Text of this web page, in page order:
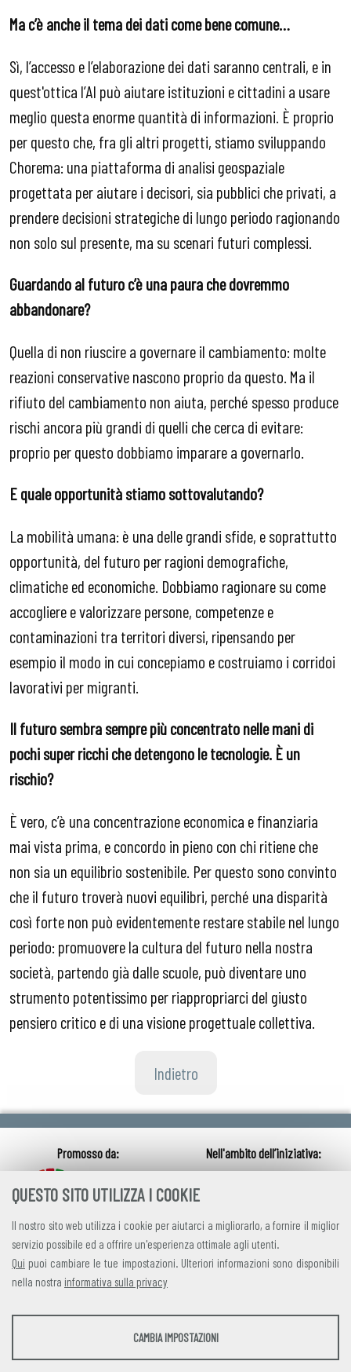
QUESTO SITO UTILIZZA I COOKIE
Il nostro sito web utilizza i cookie per aiutarci a migliorarlo, a fornire il miglior
servizio possibile ed a offrire un'esperienza ottimale agli utenti.
Qui puoi cambiare le tue impostazioni. Ulteriori informazioni sono disponibili
nella nostra informativa sulla privacy
STATISTICHE
CAMBIA IMPOSTAZIONI
Ma c’è anche il tema dei dati come bene comune…
Sì, l’accesso e l’elaborazione dei dati saranno centrali, e in
quest'ottica l’AI può aiutare istituzioni e cittadini a usare
meglio questa enorme quantità di informazioni. È proprio
per questo che, fra gli altri progetti, stiamo sviluppando
Chorema: una piattaforma di analisi geospaziale
progettata per aiutare i decisori, sia pubblici che privati, a
prendere decisioni strategiche di lungo periodo ragionando
non solo sul presente, ma su scenari futuri complessi.
Guardando al futuro c’è una paura che dovremmo
abbandonare?
Quella di non riuscire a governare il cambiamento: molte
reazioni conservative nascono proprio da questo. Ma il
rifiuto del cambiamento non aiuta, perché spesso produce
rischi ancora più grandi di quelli che cerca di evitare:
proprio per questo dobbiamo imparare a governarlo.
E quale opportunità stiamo sottovalutando?
La mobilità umana: è una delle grandi sfide, e soprattutto
opportunità, del futuro per ragioni demografiche,
climatiche ed economiche. Dobbiamo ragionare su come
accogliere e valorizzare persone, competenze e
contaminazioni tra territori diversi, ripensando per
esempio il modo in cui concepiamo e costruiamo i corridoi
lavorativi per migranti.
Il futuro sembra sempre più concentrato nelle mani di
pochi super ricchi che detengono le tecnologie. È un
rischio?
È vero, c’è una concentrazione economica e finanziaria
mai vista prima, e concordo in pieno con chi ritiene che
non sia un equilibrio sostenibile. Per questo sono convinto
che il futuro troverà nuovi equilibri, perché una disparità
così forte non può evidentemente restare stabile nel lungo
periodo: promuovere la cultura del futuro nella nostra
società, partendo già dalle scuole, può diventare uno
strumento potentissimo per riappropriarci del giusto
pensiero critico e di una visione progettuale collettiva.
Indietro
credits|privacy|contatti
Alleanza Italiana per lo Sviluppo Sostenibile
Via Farini 17, 00185 Roma C.F. 97893090585 P.IVA 14610671001